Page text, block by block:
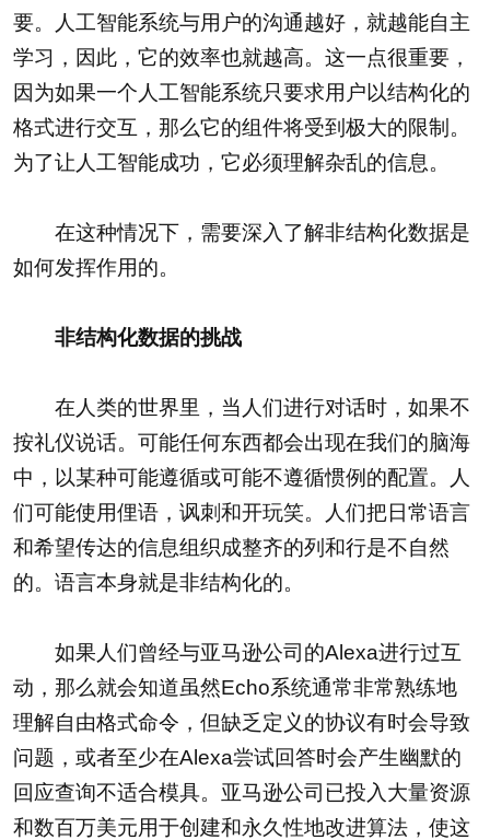
要。人工智能系统与用户的沟通越好，就越能自主
学习，因此，它的效率也就越高。这一点很重要，
因为如果一个人工智能系统只要求用户以结构化的
格式进行交互，那么它的组件将受到极大的限制。
为了让人工智能成功，它必须理解杂乱的信息。
在这种情况下，需要深入了解非结构化数据是
如何发挥作用的。
非结构化数据的挑战
在人类的世界里，当人们进行对话时，如果不
按礼仪说话。可能任何东西都会出现在我们的脑海
中，以某种可能遵循或可能不遵循惯例的配置。人
们可能使用俚语，讽刺和开玩笑。人们把日常语言
和希望传达的信息组织成整齐的列和行是不自然
的。语言本身就是非结构化的。
如果人们曾经与亚马逊公司的Alexa进行过互
动，那么就会知道虽然Echo系统通常非常熟练地
理解自由格式命令，但缺乏定义的协议有时会导致
问题，或者至少在Alexa尝试回答时会产生幽默的
回应查询不适合模具。亚马逊公司已投入大量资源
和数百万美元用于创建和永久性地改进算法，使这